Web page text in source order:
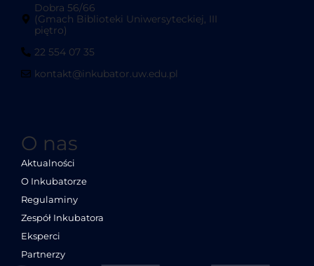
Dobra 56/66
(Gmach Biblioteki Uniwersyteckiej, III
piętro)
22 554 07 35
kontakt@inkubator.uw.edu.pl
O nas
Aktualności
O Inkubatorze
Regulaminy
Zespół Inkubatora
Eksperci
Partnerzy